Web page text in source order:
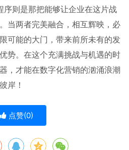
序则是那把能够让企业在这片战
当两者完美融合，相互辉映，必
可能的大门，带来前所未有的发
势。在这个充满挑战与机遇的时
，才能在数字化营销的汹涌浪潮
岸！
点赞(0)